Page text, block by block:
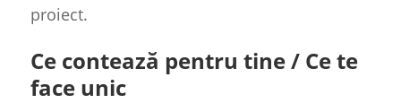
proiect.
Ce contează pentru tine / Ce te
face unic